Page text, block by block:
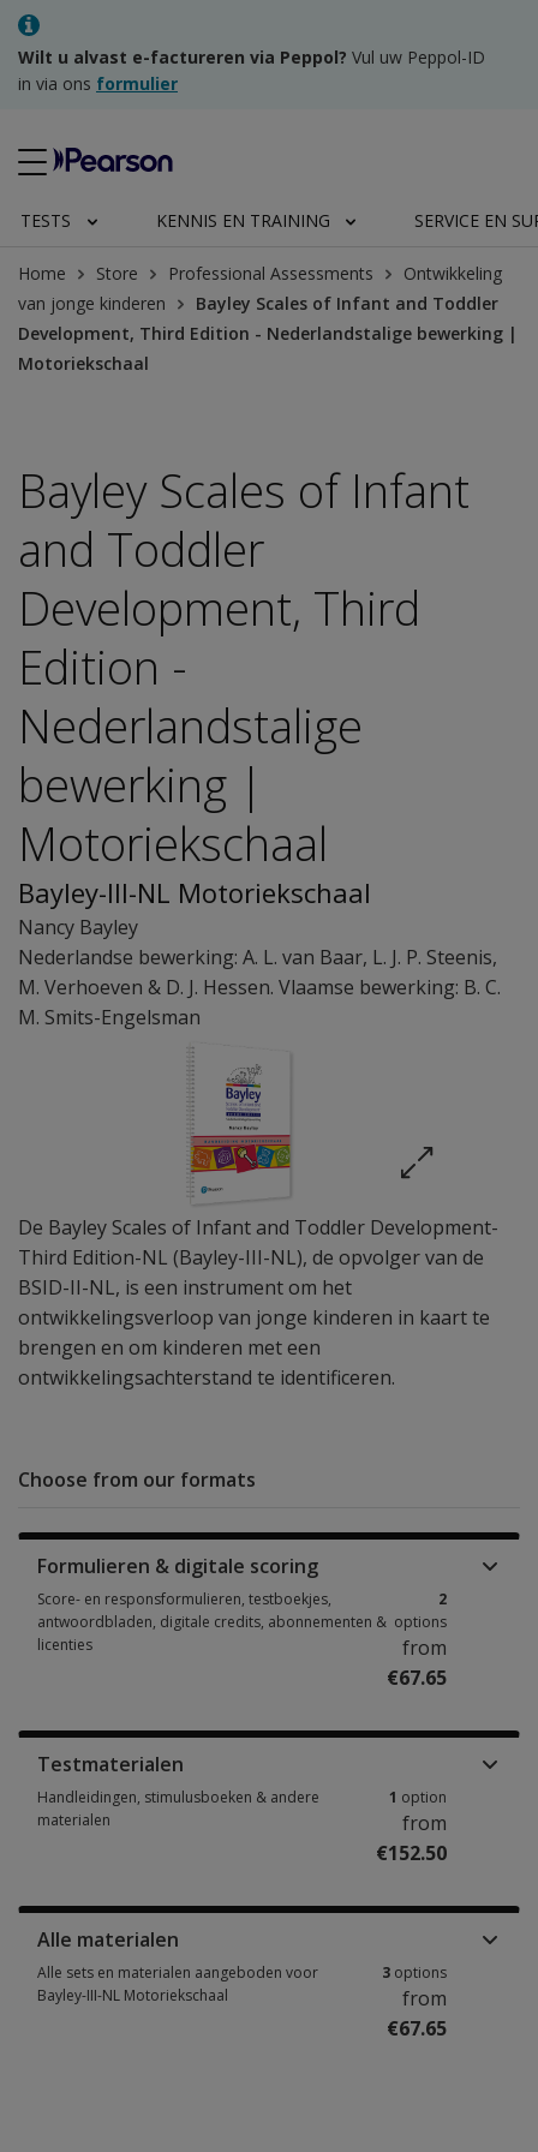
Wilt u alvast e-factureren via Peppol? Vul uw Peppol-ID
in via ons formulier
TESTS KENNIS EN TRAINING SERVICE EN
Home Store Professional Assessments
Ontwikkeling
van jonge kinderen
Bayley Scales of Infant and Toddler
Development, Third Edition - Nederlandstalige bewerking |
Motoriekschaal
De Bayley Scales of Infant and Toddler Development-
Third Edition-NL (Bayley-III-NL), de opvolger van de
BSID-II-NL, is een instrument om het
ontwikkelingsverloop van jonge kinderen in kaart te
brengen en om kinderen met een
ontwikkelingsachterstand te identificeren.
Bayley Scales of Infant
and Toddler
Development, Third
Edition -
Nederlandstalige
bewerking |
Motoriekschaal
Bayley-III-NL Motoriekschaal
Nancy Bayley
Nederlandse bewerking: A. L. van Baar, L. J. P. Steenis,
M. Verhoeven & D. J. Hessen. Vlaamse bewerking: B. C.
M. Smits-Engelsman
Choose from our formats
Formulieren & digitale scoring
Score- en responsformulieren, testboekjes,
antwoordbladen, digitale credits, abonnementen &
licenties
2
options
from
€67.65
Testmaterialen
Handleidingen, stimulusboeken & andere
materialen
1 option
from
€152.50
Alle materialen
Alle sets en materialen aangeboden voor
Bayley-III-NL Motoriekschaal
3 options
from
€67.65